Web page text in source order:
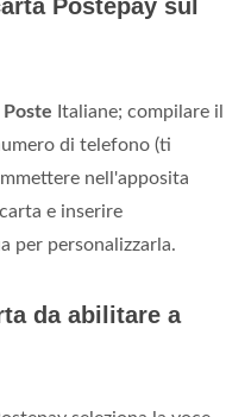
Postepay sul
Poste Italiane; compilare il
di telefono (ti
nell'apposita
e inserire
per personalizzarla.
da abilitare a